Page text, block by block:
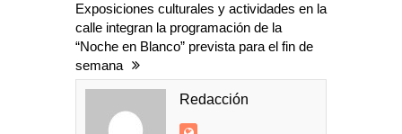
Exposiciones culturales y actividades en la
calle integran la programación de la
“Noche en Blanco” prevista para el fin de
semana
Redacción